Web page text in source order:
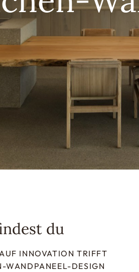
du
INNOVATION TRIFFT
WANDPANEEL-DESIGN